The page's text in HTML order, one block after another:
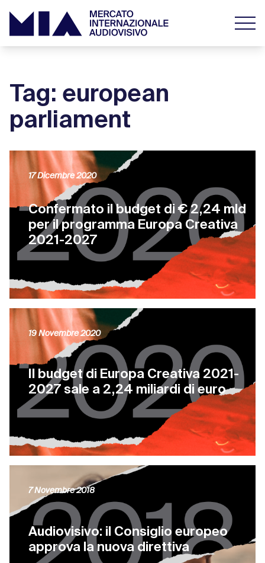
Tag: european
parliament
Confermato il budget di € 2,24 mld
per il programma Europa Creativa
2021-2027
17 Dicembre 2020
Il budget di Europa Creativa 2021-
2027 sale a 2,24 miliardi di euro
19 Novembre 2020
Audiovisivo: il Consiglio europeo
approva la nuova direttiva
7 Novembre 2018